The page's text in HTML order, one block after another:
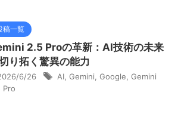
稿一覧
2.5 Proの革新：AI技術の未来
り拓く驚異の能力
6/26 AI Gemini Google Gemini
Pro